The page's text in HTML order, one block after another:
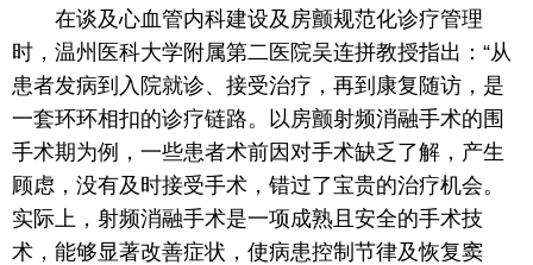
在谈及心血管内科建设及房颤规范化诊疗管理
时，温州医科大学附属第二医院吴连拼教授指出：“从
患者发病到入院就诊、接受治疗，再到康复随访，是
一套环环相扣的诊疗链路。以房颤射频消融手术的围
手术期为例，一些患者术前因对手术缺乏了解，产生
顾虑，没有及时接受手术，错过了宝贵的治疗机会。
实际上，射频消融手术是一项成熟且安全的手术技
术，能够显著改善症状，使病患控制节律及恢复窦